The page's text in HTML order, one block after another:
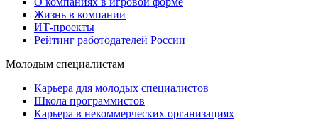
Жизнь в компании
ИТ-проекты
Рейтинг работодателей России
Молодым специалистам
Карьера для молодых специалистов
Школа программистов
Карьера в некоммерческих организациях